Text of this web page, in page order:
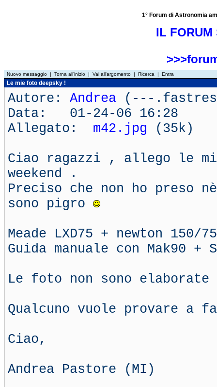
1° Forum di Astronomia
IL FORUM
Nuovo messaggio | Torna all'inizio | Vai all'argomento | Ricerca | Entra
Le mie foto deepsky !
Autore: Andrea (---
Data: 01-24-06 16:28
Allegato: m42.jpg (35k)
Ciao ragazzi , allego le
weekend .
Preciso che non ho
sono pigro
Meade LXD75 + newton
Guida manuale con Mak90
Le foto non sono
Qualcuno vuole provare a
Ciao,
Andrea Pastore (MI)